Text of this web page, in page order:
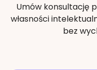
Umów konsultację
własności
bez